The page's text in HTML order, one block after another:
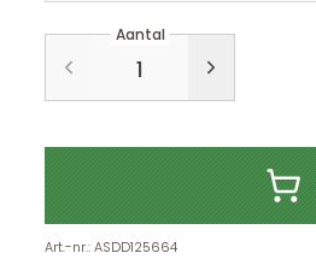
Aantal
Art.-nr.:ASDD125664